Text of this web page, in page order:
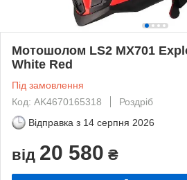
Мотошолом LS2 MX701
White Red
Під замовлення
Код: AK4670165318
Роздріб
Відправка з 14 серпня 2026
від 20 580 ₴